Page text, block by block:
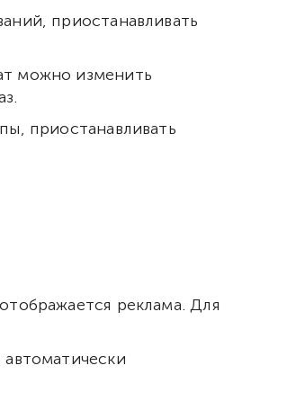
приостанавливать
можно изменить
приостанавливать
реклама. Для